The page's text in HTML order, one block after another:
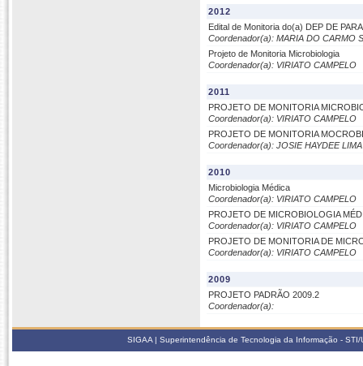
2012
Edital de Monitoria do(a) DEP DE
Coordenador(a): MARIA DO CARMO
Projeto de Monitoria Microbiologia
Coordenador(a): VIRIATO CAMPELO
2011
PROJETO DE MONITORIA
Coordenador(a): VIRIATO CAMPELO
PROJETO DE MONITORIA
Coordenador(a): JOSIE HAYDEE
2010
Microbiologia Médica
Coordenador(a): VIRIATO CAMPELO
PROJETO DE MICROBIOLOGIA
Coordenador(a): VIRIATO CAMPELO
PROJETO DE MONITORIA DE
Coordenador(a): VIRIATO CAMPELO
2009
PROJETO PADRÃO 2009.2
Coordenador(a):
SIGAA | Superintendência de Tecnologia da Informação -